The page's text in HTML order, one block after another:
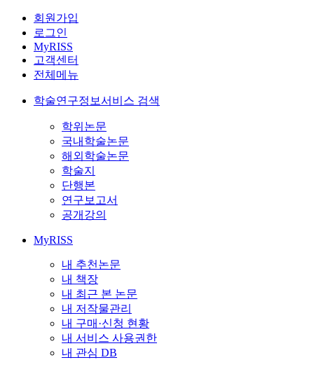
회원가입
로그인
MyRISS
고객센터
전체메뉴
학술연구정보서비스 검색
학위논문
국내학술논문
해외학술논문
학술지
단행본
연구보고서
공개강의
MyRISS
내 추천논문
내 책장
내 최근 본 논문
내 저작물관리
내 구매·신청 현황
내 서비스 사용권한
내 관심 DB